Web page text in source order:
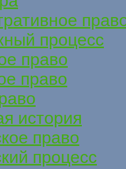
процесс
право
право
история
право
процесс